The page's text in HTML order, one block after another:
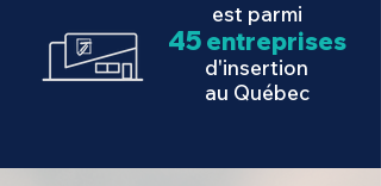
est parmi
45 entreprises
d'insertion
au Québec